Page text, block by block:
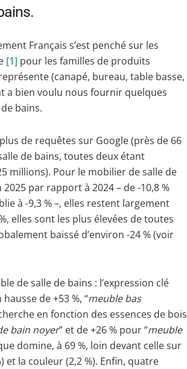
Français s’est penché sur les
[1] pour les familles de produits
(canapé, bureau, table basse,
a bien voulu nous fournir quelques
bains.
de requêtes sur Google (près de 66
de bains, toutes deux étant
millions). Pour le mobilier de salle de
par rapport à 2024 – de -10,8 %
à -9,3 % –, elles restent largement
elles sont les plus élevées de toutes
baissé d’environ -24 % (voir
de salle de bains : l’expression clé
hausse de +53 %, “meuble bas
en fonction des essences de bois
bain noyer” et de +26 % pour “meuble
domine, à 69 %, loin devant celle sur
et la couleur (2,2 %). Enfin, quatre